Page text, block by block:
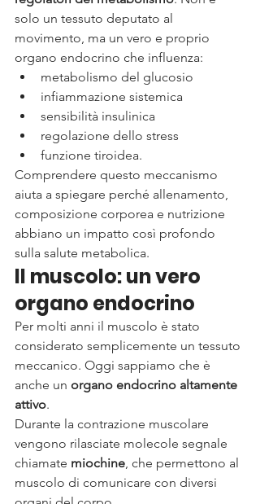
solo un tessuto deputato al
movimento, ma un vero e proprio
organo endocrino che influenza:
metabolismo del glucosio
infiammazione sistemica
sensibilità insulinica
regolazione dello stress
funzione tiroidea.
Comprendere questo meccanismo
aiuta a spiegare perché allenamento,
composizione corporea e nutrizione
abbiano un impatto così profondo
sulla salute metabolica.
Il muscolo: un vero
organo endocrino
Per molti anni il muscolo è stato
considerato semplicemente un tessuto
meccanico. Oggi sappiamo che è
anche un organo endocrino altamente
attivo.
Durante la contrazione muscolare
vengono rilasciate molecole segnale
chiamate miochine, che permettono al
muscolo di comunicare con diversi